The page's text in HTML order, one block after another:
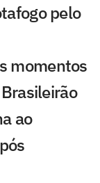
pelo
momentos
ao